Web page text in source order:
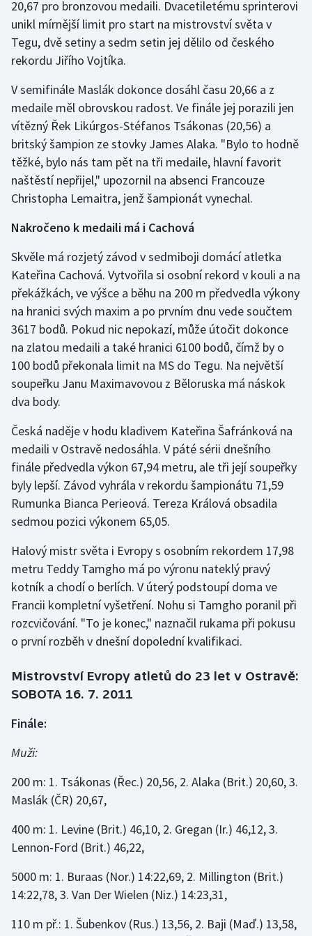
Gymnastika
Házená
Jezdectví
Judo
Krasobruslení
Lezení
Lyže a snowboard
Moderní pětiboj
Motorsport
Olympijské hry
Parasport
Plavání
Plážový volejbal
Ragby
Rychlobruslení
Short track
Sportovní střelba
Stolní tenis
Veslování
Ostatní
20,67 pro bronzovou medaili. Dvacetiletému sprinterovi
unikl mírnější limit pro start na mistrovství světa v
Tegu, dvě setiny a sedm setin jej dělilo od českého
rekordu Jiřího Vojtíka.
V semifinále Maslák dokonce dosáhl času 20,66 a z
medaile měl obrovskou radost. Ve finále jej porazili jen
vítězný Řek Likúrgos-Stéfanos Tsákonas (20,56) a
britský šampion ze stovky James Alaka. "Bylo to hodně
těžké, bylo nás tam pět na tři medaile, hlavní favorit
naštěstí nepřijel," upozornil na absenci Francouze
Christopha Lemaitra, jenž šampionát vynechal.
Nakročeno k medaili má i Cachová
Skvěle má rozjetý závod v sedmiboji domácí atletka
Kateřina Cachová. Vytvořila si osobní rekord v kouli a na
překážkách, ve výšce a běhu na 200 m předvedla výkony
na hranici svých maxim a po prvním dnu vede součtem
3617 bodů. Pokud nic nepokazí, může útočit dokonce
na zlatou medaili a také hranici 6100 bodů, čímž by o
100 bodů překonala limit na MS do Tegu. Na největší
soupeřku Janu Maximavovou z Běloruska má náskok
dva body.
Česká naděje v hodu kladivem Kateřina Šafránková na
medaili v Ostravě nedosáhla. V páté sérii dnešního
finále předvedla výkon 67,94 metru, ale tři její soupeřky
byly lepší. Závod vyhrála v rekordu šampionátu 71,59
Rumunka Bianca Perieová. Tereza Králová obsadila
sedmou pozici výkonem 65,05.
Halový mistr světa i Evropy s osobním rekordem 17,98
metru Teddy Tamgho má po výronu nateklý pravý
kotník a chodí o berlích. V úterý podstoupí doma ve
Francii kompletní vyšetření. Nohu si Tamgho poranil při
rozcvičování. "To je konec," naznačil rukama při pokusu
o první rozběh v dnešní dopolední kvalifikaci.
Mistrovství Evropy atletů do 23 let v Ostravě:
SOBOTA 16. 7. 2011
Finále:
Muži:
200 m: 1. Tsákonas (Řec.) 20,56, 2. Alaka (Brit.) 20,60, 3.
Maslák (ČR) 20,67,
400 m: 1. Levine (Brit.) 46,10, 2. Gregan (Ir.) 46,12, 3.
Lennon-Ford (Brit.) 46,22,
5000 m: 1. Buraas (Nor.) 14:22,69, 2. Millington (Brit.)
14:22,78, 3. Van Der Wielen (Niz.) 14:23,31,
110 m př.: 1. Šubenkov (Rus.) 13,56, 2. Baji (Maď.) 13,58,